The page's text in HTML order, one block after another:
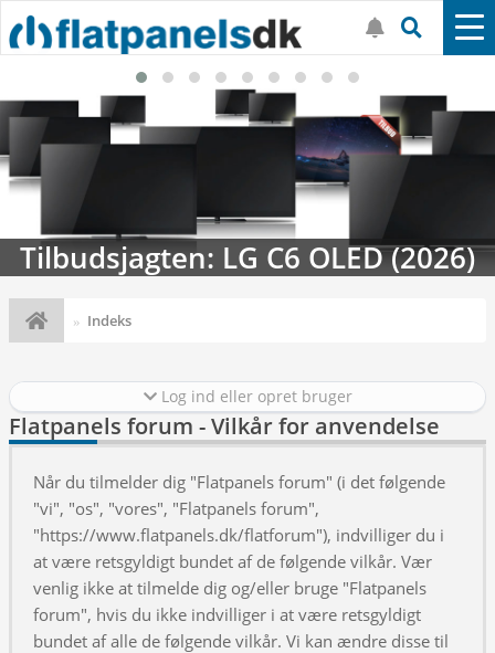
Tilbudsjagten: LG C6 OLED (2026)
Indeks
Log ind eller opret bruger
Flatpanels forum - Vilkår for anvendelse
Når du tilmelder dig "Flatpanels forum" (i det følgende
"vi", "os", "vores", "Flatpanels forum",
"https://www.flatpanels.dk/flatforum"), indvilliger du i
at være retsgyldigt bundet af de følgende vilkår. Vær
venlig ikke at tilmelde dig og/eller bruge "Flatpanels
forum", hvis du ikke indvilliger i at være retsgyldigt
bundet af alle de følgende vilkår. Vi kan ændre disse til